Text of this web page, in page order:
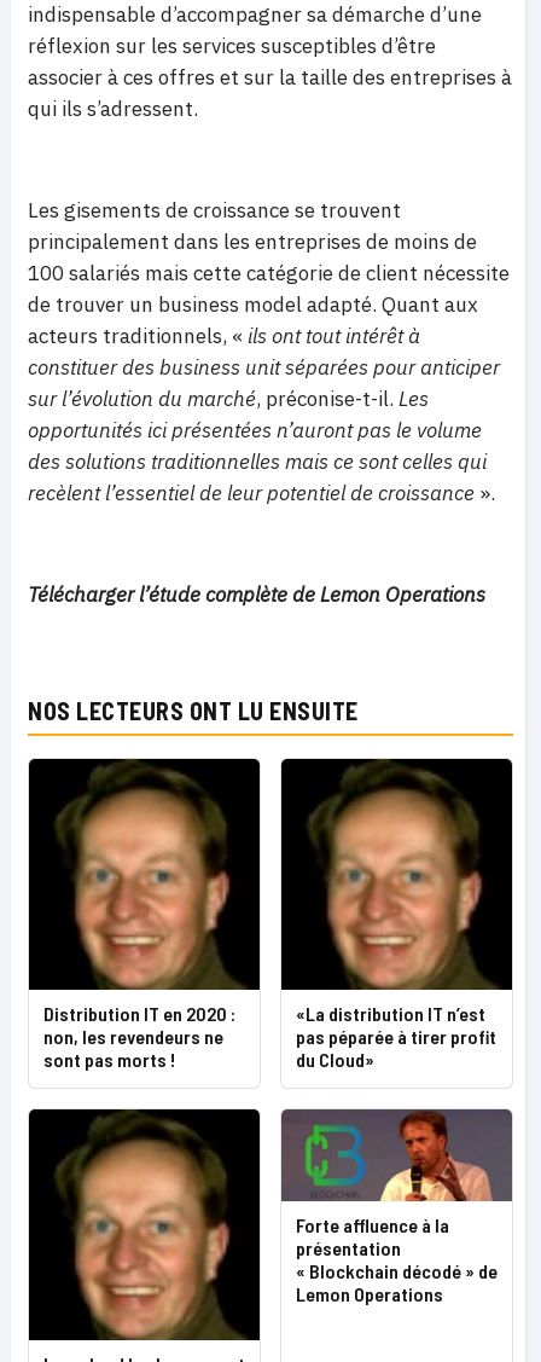
indispensable d’accompagner sa démarche d’une
réflexion sur les services susceptibles d’être
associer à ces offres et sur la taille des entreprises à
qui ils s’adressent.
Les gisements de croissance se trouvent
principalement dans les entreprises de moins de
100 salariés mais cette catégorie de client nécessite
de trouver un business model adapté. Quant aux
acteurs traditionnels, « ils ont tout intérêt à
constituer des business unit séparées pour anticiper
sur l’évolution du marché, préconise-t-il. Les
opportunités ici présentées n’auront pas le volume
des solutions traditionnelles mais ce sont celles qui
recèlent l’essentiel de leur potentiel de croissance ».
Télécharger l’étude complète de Lemon Operations
NOS LECTEURS ONT LU ENSUITE
Distribution IT en 2020 :
non, les revendeurs ne
sont pas morts !
«La distribution IT n’est
pas péparée à tirer profit
du Cloud»
Forte affluence à la
présentation
« Blockchain décodé » de
Lemon Operations